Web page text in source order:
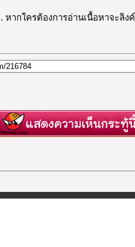
หากใครต้องการอ่านเนื้อหาจะลิ